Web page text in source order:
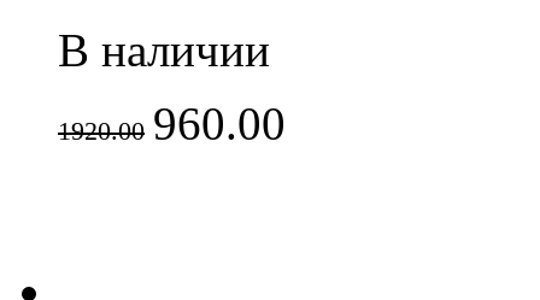
В наличии
1920.00 960.00